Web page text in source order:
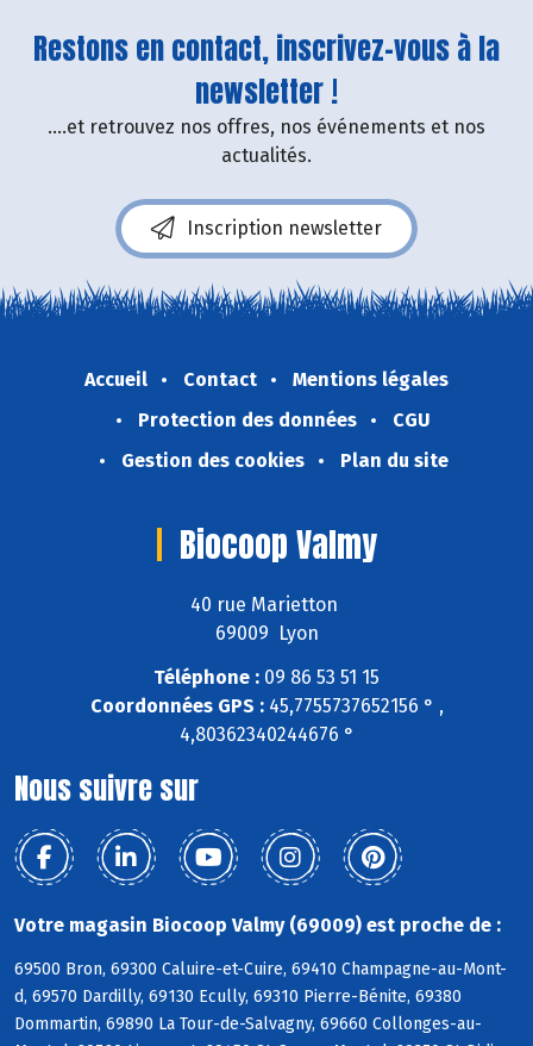
Restons en contact, inscrivez-vous à la
newsletter !
....et retrouvez nos offres, nos événements et nos
actualités.
Inscription newsletter
Accueil Contact
Mentions légales
Protection des données
CGU
Gestion des cookies
Plan du site
Biocoop Valmy
40 rue Marietton
69009 Lyon
Téléphone : 09 86 53 51 15
Coordonnées GPS :45,7755737652156 ° ,
4,80362340244676 °
Nous suivre sur
Votre magasin Biocoop Valmy (69009) est proche de :
69500 Bron, 69300 Caluire-et-Cuire, 69410 Champagne-au-Mont-
d, 69570 Dardilly, 69130 Ecully, 69310 Pierre-Bénite, 69380
Dommartin, 69890 La Tour-de-Salvagny, 69660 Collonges-au-